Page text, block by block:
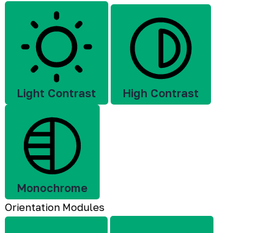
Light Contrast High Contrast
Monochrome
Orientation Modules